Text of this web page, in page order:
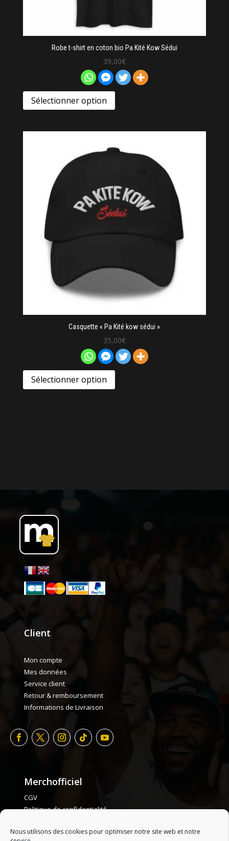
Nous utilisons des cookies pour optimiser notre site web et notre
Robe t-shirt en coton bio Pa Kité Kow Sédui
39,00€
Sélectionner option
Casquette « Pa Kité kow sédui »
35,00€
Sélectionner option
Client
Mon compte
Mes données
Service client
Retour & remboursement
Informations de Livraison
Merchofficiel
CGV
Politique de confidentialité
Plan de site